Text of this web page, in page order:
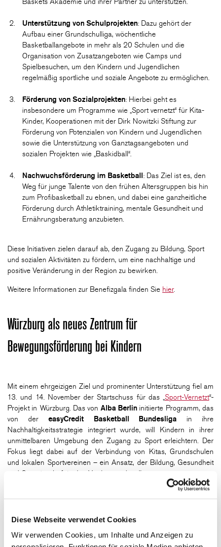
Diese Webseite verwendet Cookies
Wir verwenden Cookies, um Inhalte und Anzeigen zu
Unterstützung von Schulprojekten: Dazu gehört der
Aufbau einer Grundschulliga, wöchentliche
Basketballangebote in mehr als 20 Schulen und die
Organisation von Zusatzangeboten wie Camps und
Spielbesuchen, um den Kindern und Jugendlichen
regelmäßig sportliche und soziale Angebote zu ermöglichen.
Förderung von Sozialprojekten: Hierbei geht es
insbesondere um Programme wie „Sport vernetzt“ für Kita-
Kinder, Kooperationen mit der Dirk Nowitzki Stiftung zur
Förderung von Potenzialen von Kindern und Jugendlichen
sowie die Unterstützung von Ganztagsangeboten und
sozialen Projekten wie „Baskidball“.
Nachwuchsförderung im Basketball: Das Ziel ist es, den
Weg für junge Talente von den frühen Altersgruppen bis hin
zum Profibasketball zu ebnen, und dabei eine ganzheitliche
Förderung durch Athletiktraining, mentale Gesundheit und
Ernährungsberatung anzubieten.
Diese Initiativen zielen darauf ab, den Zugang zu Bildung, Sport
und sozialen Aktivitäten zu fördern, um eine nachhaltige und
positive Veränderung in der Region zu bewirken.
Weitere Informationen zur Benefizgala finden Sie hier.
Würzburg als neues Zentrum für
Bewegungsförderung bei Kindern
Mit einem ehrgeizigen Ziel und prominenter Unterstützung fiel am
13. und 14. November der Startschuss für das „Sport-Vernetzt“-
Projekt in Würzburg. Das von Alba Berlin initiierte Programm, das
von der easyCredit Basketball Bundesliga in ihre
Nachhaltigkeitsstrategie integriert wurde, will Kindern in ihrer
unmittelbaren Umgebung den Zugang zu Sport erleichtern. Der
Fokus liegt dabei auf der Verbindung von Kitas, Grundschulen
und lokalen Sportvereinen – ein Ansatz, der Bildung, Gesundheit
und Gemeinschaft in den Vordergrund stellt.
Moritz Geskeund
strategische Planung im Mittelpunkt. Gemeinsam mit den lokalen
Partnern wurde ein fünfjähriger Entwicklungsplan diskutiert, um